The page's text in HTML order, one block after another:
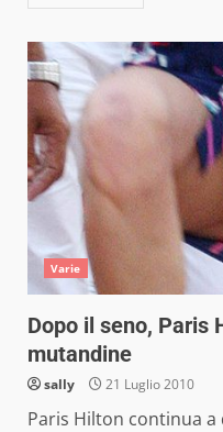
Varie
Dopo il seno, Paris
mutandine
sally 21 Luglio 2010
Paris Hilton continua